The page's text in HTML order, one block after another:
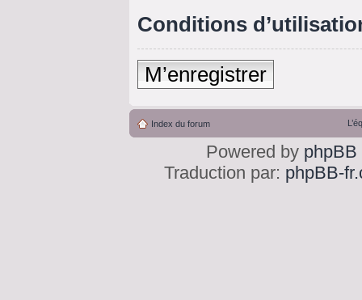
Conditions
M’enregistrer
Index du forum
Powered by phpBB
Traduction par: phpBB-